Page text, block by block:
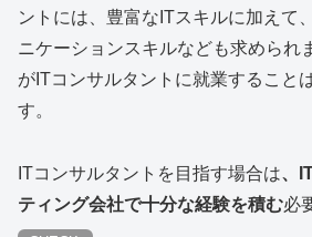
ントには、豊富なITスキルに加えて
ニケーションスキルなども求められ
がITコンサルタントに就業すること
す。
ITコンサルタントを目指す場合は、
ティング会社で十分な経験を積む必